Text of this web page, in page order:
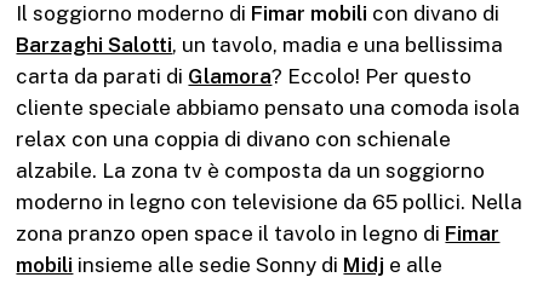
Il soggiorno moderno di Fimar mobili con divano di
Barzaghi Salotti, un tavolo, madia e una bellissima
carta da parati di Glamora? Eccolo! Per questo
cliente speciale abbiamo pensato una comoda isola
relax con una coppia di divano con schienale
alzabile. La zona tv è composta da un soggiorno
moderno in legno con televisione da 65 pollici. Nella
zona pranzo open space il tavolo in legno di Fimar
mobili insieme alle sedie Sonny di Midj e alle